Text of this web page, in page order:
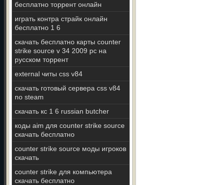
бесплатно торрент онлайн
играть контра страйк онлайн
бесплатно 1 6
скачать бесплатно карты counter
strike source v 34 2009 pc на
русском торрент
external читы css v84
скачать готовый сервера css v84
no steam
скачать кс 1 6 russian butcher
коды aim для counter strike source
скачать бесплатно
counter strike source моды игроков
скачать
counter strike для компьютера
скачать бесплатно